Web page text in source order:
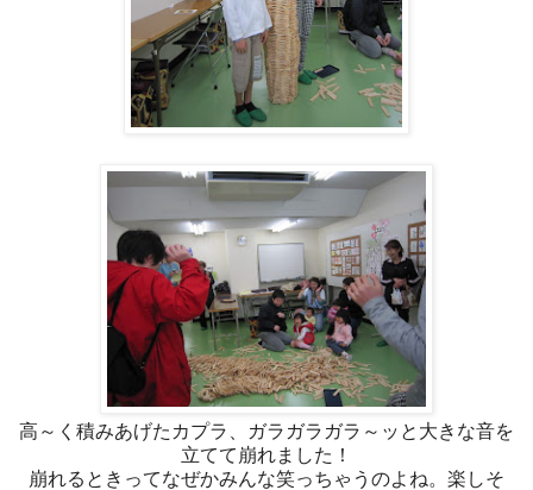
高～く積みあげたカプラ、ガラガラガラ～ッと大きな音を
立てて崩れました！
崩れるときってなぜかみんな笑っちゃうのよね。楽しそ